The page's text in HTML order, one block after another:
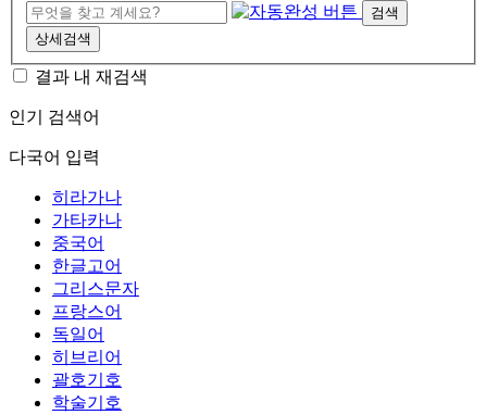
검색
상세검색
결과 내 재검색
인기 검색어
다국어 입력
히라가나
가타카나
중국어
한글고어
그리스문자
프랑스어
독일어
히브리어
괄호기호
학술기호